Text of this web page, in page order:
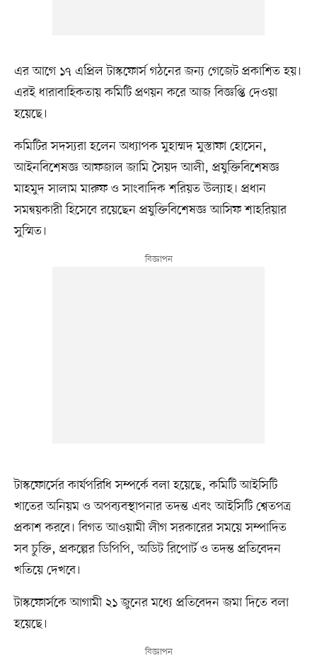
এর আগে ১৭ এপ্রিল টাস্কফোর্স গঠনের জন্য গেজেট প্রকাশিত হয়।
এরই ধারাবাহিকতায় কমিটি প্রণয়ন করে আজ বিজ্ঞপ্তি দেওয়া
হয়েছে।
কমিটির সদস্যরা হলেন অধ্যাপক মুহাম্মদ মুস্তাফা হোসেন,
আইনবিশেষজ্ঞ আফজাল জামি সৈয়দ আলী, প্রযুক্তিবিশেষজ্ঞ
মাহমুদ সালাম মারুফ ও সাংবাদিক শরিয়ত উল্যাহ। প্রধান
সমন্বয়কারী হিসেবে রয়েছেন প্রযুক্তিবিশেষজ্ঞ আসিফ শাহরিয়ার
সুস্মিত।
টাস্কফোর্সের কার্যপরিধি সম্পর্কে বলা হয়েছে, কমিটি আইসিটি
খাতের অনিয়ম ও অপব্যবস্থাপনার তদন্ত এবং আইসিটি শ্বেতপত্র
প্রকাশ করবে। বিগত আওয়ামী লীগ সরকারের সময়ে সম্পাদিত
সব চুক্তি, প্রকল্পের ডিপিপি, অডিট রিপোর্ট ও তদন্ত প্রতিবেদন
খতিয়ে দেখবে।
টাস্কফোর্সকে আগামী ২১ জুনের মধ্যে প্রতিবেদন জমা দিতে বলা
হয়েছে।